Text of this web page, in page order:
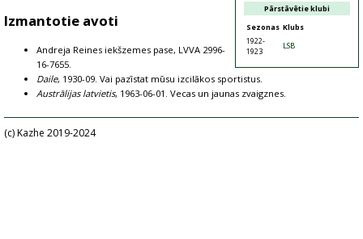
Pārstāvētie klubi
Sezonas Klubs
1922-
1923
LSB
Izmantotie avoti
Andreja Reines iekšzemes pase, LVVA 2996-
16-7655.
Daile, 1930-09. Vai pazīstat mūsu izcilākos sportistus.
Austrālijas latvietis, 1963-06-01. Vecas un jaunas zvaigznes.
(c) Kazhe 2019-2024